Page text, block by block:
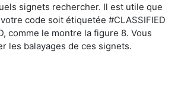
signets rechercher. Il est utile que
code soit étiquetée #CLASSIFIED
comme le montre la figure 8. Vous
les balayages de ces signets.